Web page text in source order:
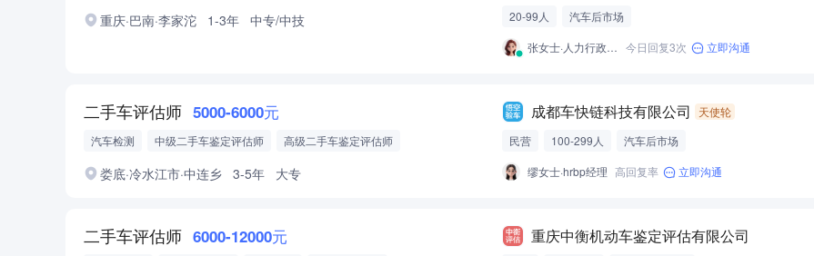
重庆·巴南·李家沱 1-3年 中专/中技 20-99人
汽车后市场
张女士·人力行政经理 今日回复3次 立即沟通
二手车评估师 5000-6000元
汽车检测 中级二手车鉴定评估师 高级二手车鉴定评估师
娄底·冷水江市·中连乡 3-5年 大专
成都车快链科技有限公司
天使轮
民营
100-299人
汽车后市场
缪女士·hrbp经理 高回复率 立即沟通
二手车评估师 6000-12000元 重庆中衡机动车鉴定评估有限公司